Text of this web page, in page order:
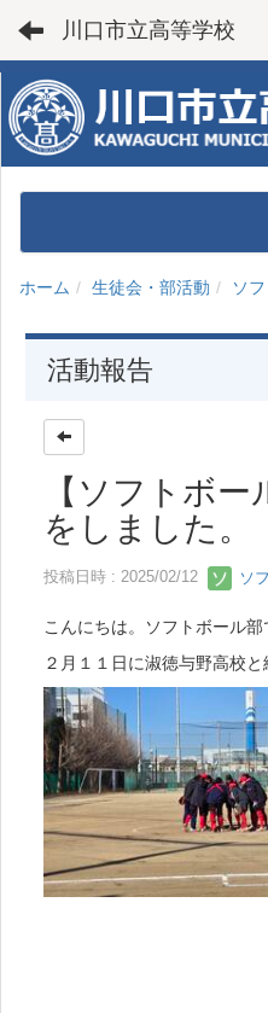
川口市立高等学校
ホーム 生徒会・部活動 ソ
活動報告
【ソフトボ
をしました。
投稿日時 : 2025/02/12 ソ
こんにちは。ソフトボール部
２月１１日に淑徳与野高校と